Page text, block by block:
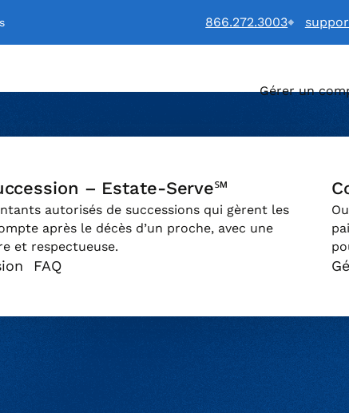
866.272.3003
Associates (Canada) LTD. (Français) logo
Gérer un
– Estate-Serve℠
autorisés de successions qui gèrent les
après le décès d’un proche, avec une
et respectueuse.
FAQWeb